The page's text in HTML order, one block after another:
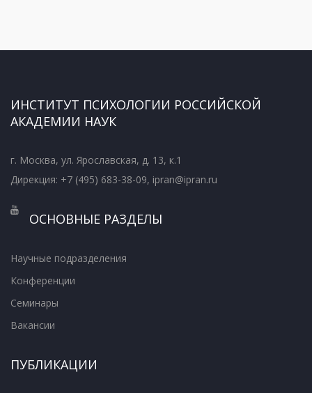
ИНСТИТУТ ПСИХОЛОГИИ РОССИЙСКОЙ
АКАДЕМИИ НАУК
г. Москва, ул. Ярославская, д. 13, к.1
Дирекция: +7 (495) 683-38-09, ipran@ipran.ru
ОСНОВНЫЕ РАЗДЕЛЫ
Научные подразделения
Конференции
Семинары
Вакансии
ПУБЛИКАЦИИ